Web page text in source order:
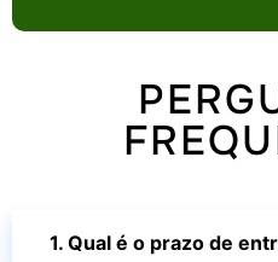
1. Qual é o prazo de